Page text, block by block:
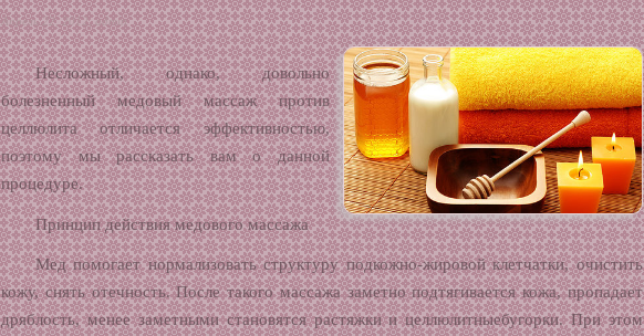
Апрель 22, 2012, admin
Несложный, однако, довольно
болезненный медовый массаж против
целлюлита отличается эффективностью,
поэтому мы рассказать вам о данной
процедуре.
Принцип действия медового массажа
Мед помогает нормализовать структуру подкожно-жировой клетчатки, очистить
кожу, снять отечность. После такого массажа заметно подтягивается кожа, пропадает
дряблость, менее заметными становятся растяжки и целлюлитныебугорки. При этом